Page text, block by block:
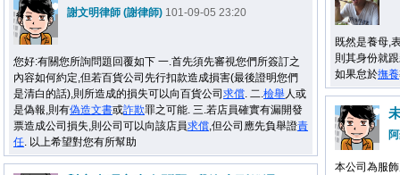
既然是養母,
則其身份就
如果怠於撫養
謝文明律師 (謝律師) 101-09-05 23:20
您好:有關您所詢問題回覆如下 一.首先須先審視您們所簽訂之
內容如何約定,但若百貨公司先行扣款造成損害(最後證明您們
是清白的話),則所造成的損失可以向百貨公司 求償. 二.檢舉 人或
是偽報,則有偽造文書或詐欺罪之可能. 三.若店員確實有漏開發
票造成公司損失,則公司可以向該店員求償,但公司應先負舉證責
任. 以上希望對您有所幫助
本公司為服